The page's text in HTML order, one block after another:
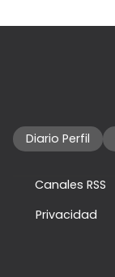
Diario Perfil
Canales RSS
Privacidad